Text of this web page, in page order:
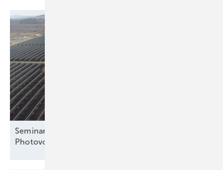
Seminar: Systematische Fehlersuche an
Photovoltaikanlagen